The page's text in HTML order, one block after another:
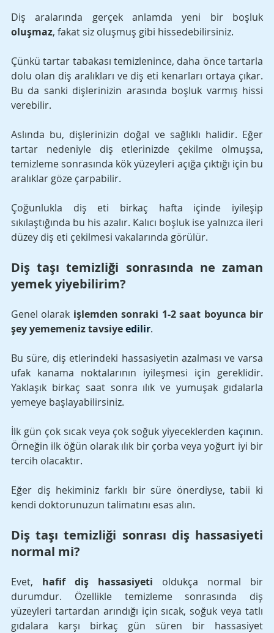
oluşmaz, fakat siz oluşmuş gibi hissedebilirsiniz.
Çünkü tartar tabakası temizlenince, daha önce tartarla
dolu olan diş aralıkları ve diş eti kenarları ortaya çıkar.
Bu da sanki dişlerinizin arasında boşluk varmış hissi
verebilir.
Aslında bu, dişlerinizin doğal ve sağlıklı halidir. Eğer
tartar nedeniyle diş etlerinizde çekilme olmuşsa,
temizleme sonrasında kök yüzeyleri açığa çıktığı için bu
aralıklar göze çarpabilir.
Çoğunlukla diş eti birkaç hafta içinde iyileşip
sıkılaştığında bu his azalır. Kalıcı boşluk ise yalnızca ileri
düzey diş eti çekilmesi vakalarında görülür.
Diş taşı temizliği sonrasında ne zaman
yemek yiyebilirim?
Genel olarak işlemden sonraki 1-2 saat boyunca bir
şey yememeniz tavsiye edilir.
Bu süre, diş etlerindeki hassasiyetin azalması ve varsa
ufak kanama noktalarının iyileşmesi için gereklidir.
Yaklaşık birkaç saat sonra ılık ve yumuşak gıdalarla
yemeye başlayabilirsiniz.
İlk gün çok sıcak veya çok soğuk yiyeceklerden kaçının.
Örneğin ilk öğün olarak ılık bir çorba veya yoğurt iyi bir
tercih olacaktır.
Eğer diş hekiminiz farklı bir süre önerdiyse, tabii ki
kendi doktorunuzun talimatını esas alın.
Diş taşı temizliği sonrası diş hassasiyeti
normal mi?
Evet, hafif diş hassasiyeti oldukça normal bir
durumdur. Özellikle temizleme sonrasında diş
yüzeyleri tartardan arındığı için sıcak, soğuk veya tatlı